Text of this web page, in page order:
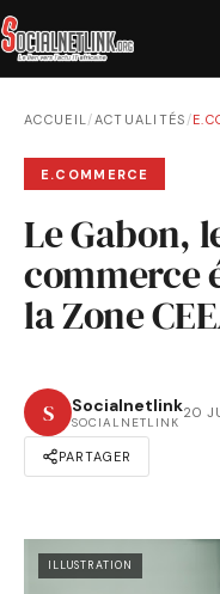
ACCUEIL/ACTUALITÉS /
E.COMMERCE
Le Gabon,
commerce
la Zone
S Socialnetlink
SOCIALNETLINK
20
PARTAGER
ILLUSTRATION